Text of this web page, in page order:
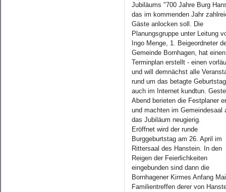
Jubiläums "700 Jahre Burg
das im kommenden Jahr
Gäste anlocken soll. Die
Planungsgruppe unter Leitung
Ingo Menge, 1. Beigeordneter
Gemeinde Bornhagen, hat einen
Terminplan erstellt - einen
und will demnächst alle
rund um das betagte
auch im Internet kundtun.
Abend berieten die Festplaner
und machten im Gemeindesaal
das Jubiläum neugierig.
Eröffnet wird der runde
Burggeburtstag am 26. April im
Rittersaal des Hanstein. In den
Reigen der Feierlichkeiten
eingebunden sind dann die
Bornhagener Kirmes Anfang
Familientreffen derer von